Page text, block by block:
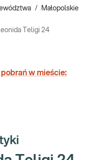
/
Małopolskie
Teligi 24
w mieście: